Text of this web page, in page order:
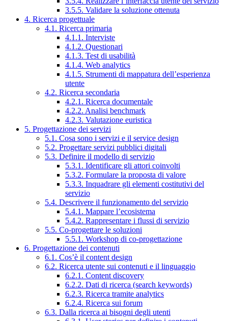
3.5.5. Validare la soluzione ottenuta
4. Ricerca progettuale
4.1. Ricerca primaria
4.1.1. Interviste
4.1.2. Questionari
4.1.3. Test di usabilità
4.1.4. Web analytics
4.1.5. Strumenti di mappatura dell’esperienza
utente
4.2. Ricerca secondaria
4.2.1. Ricerca documentale
4.2.2. Analisi benchmark
4.2.3. Valutazione euristica
5. Progettazione dei servizi
5.1. Cosa sono i servizi e il service design
5.2. Progettare servizi pubblici digitali
5.3. Definire il modello di servizio
5.3.1. Identificare gli attori coinvolti
5.3.2. Formulare la proposta di valore
5.3.3. Inquadrare gli elementi costitutivi del
servizio
5.4. Descrivere il funzionamento del servizio
5.4.1. Mappare l’ecosistema
5.4.2. Rappresentare i flussi di servizio
5.5. Co-progettare le soluzioni
5.5.1. Workshop di co-progettazione
6. Progettazione dei contenuti
6.1. Cos’è il content design
6.2. Ricerca utente sui contenuti e il linguaggio
6.2.1. Content discovery
6.2.2. Dati di ricerca (search keywords)
6.2.3. Ricerca tramite analytics
6.2.4. Ricerca sui forum
6.3. Dalla ricerca ai bisogni degli utenti